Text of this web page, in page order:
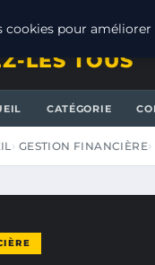
LES TOUS
CATÉGORIE
GESTION FINANCIÈRE
cookies pour